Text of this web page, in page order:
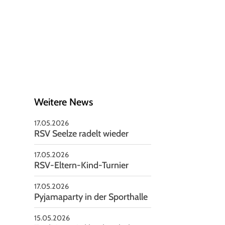
Weitere News
17.05.2026
RSV Seelze radelt wieder
17.05.2026
RSV-Eltern-Kind-Turnier
17.05.2026
Pyjamaparty in der Sporthalle
15.05.2026